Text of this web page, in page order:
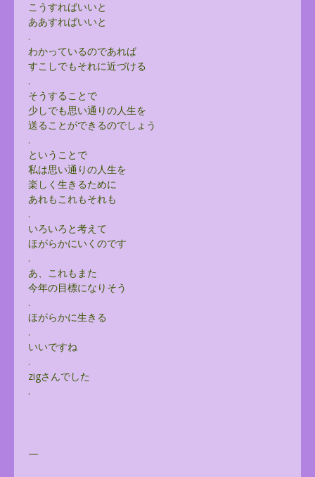
こうすればいいと
ああすればいいと
.
わかっているのであれば
すこしでもそれに近づける
.
そうすることで
少しでも思い通りの人生を
送ることができるのでしょう
.
ということで
私は思い通りの人生を
楽しく生きるために
あれもこれもそれも
.
いろいろと考えて
ほがらかにいくのです
.
あ、これもまた
今年の目標になりそう
.
ほがらかに生きる
.
いいですね
.
zigさんでした
.
—